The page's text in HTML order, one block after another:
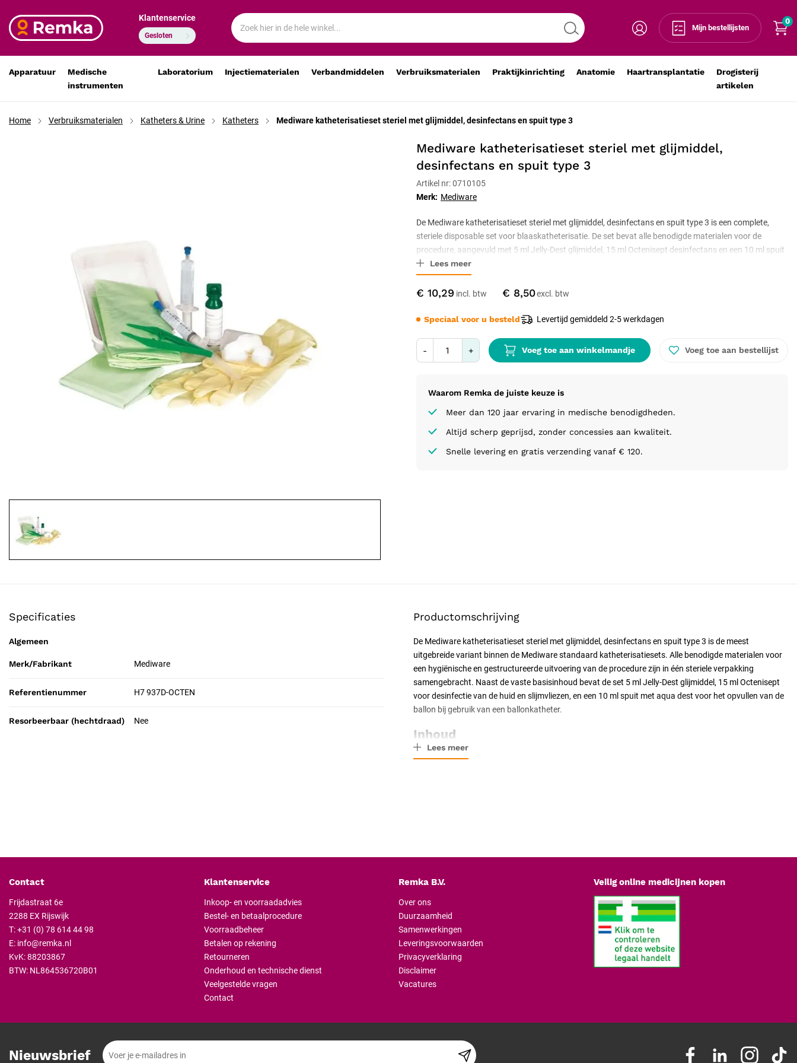
Mijn bestellijsten
0
Klantenservice
Gesloten
Apparatuur
Medische
instrumenten
Laboratorium Injectiematerialen Verbandmiddelen Verbruiksmaterialen Praktijkinrichting Anatomie Haartransplantatie
Drogisterij
artikelen
Home Verbruiksmaterialen Katheters & Urine Katheters Mediware katheterisatieset steriel met glijmiddel, desinfectans en spuit type 3
Mediware katheterisatieset steriel met glijmiddel,
desinfectans en spuit type 3
€ 10,29 € 8,50
Mediware katheterisatieset steriel met glijmiddel, desinfectans en spuit type 3
€ 10,29
€ 8,50
- Voeg toe aan winkelmandje
- + Voeg toe aan winkelmandje Voeg toe aan bestellijst
Merk: Mediware
Waarom Remka de juiste keuze is
Meer dan 120 jaar ervaring in medische benodigdheden.
Altijd scherp geprijsd, zonder concessies aan kwaliteit.
Snelle levering en gratis verzending vanaf € 120.
Artikel nr: 0710105
Speciaal voor u besteld Levertijd gemiddeld 2-5 werkdagen
De Mediware katheterisatieset steriel met glijmiddel, desinfectans en spuit type 3 is een complete,
steriele disposable set voor blaaskatheterisatie. De set bevat alle benodigde materialen voor de
procedure, aangevuld met 5 ml Jelly-Dest glijmiddel, 15 ml Octenisept desinfectans en een 10 ml spuit
gevuld met aqua dest. Alle componenten zijn steriel verpakt en bestemd voor eenmalig gebruik. De set
wordt geleverd per stuk.
Lees meer
Specificaties
Algemeen
Merk/Fabrikant Mediware
Referentienummer H7 937D-OCTEN
Resorbeerbaar (hechtdraad) Nee
Productomschrijving
De Mediware katheterisatieset steriel met glijmiddel, desinfectans en spuit type 3 is de meest
uitgebreide variant binnen de Mediware standaard katheterisatiesets. Alle benodigde materialen voor
een hygiënische en gestructureerde uitvoering van de procedure zijn in één steriele verpakking
samengebracht. Naast de vaste basisinhoud bevat de set 5 ml Jelly-Dest glijmiddel, 15 ml Octenisept
voor desinfectie van de huid en slijmvliezen, en een 10 ml spuit met aqua dest voor het opvullen van de
ballon bij gebruik van een ballonkatheter.
Inhoud
De basisinhoud voorziet in alle stappen van de katheterisatieprocedure. Het nierbekken van 500 ml
1 x venster-afdekdoek 60 x 60 cm, waterafstotend
5 x wattenstaafjes
1 x wattenstaafjeshouder
5 ml Jelly-Dest glijmiddel
15 ml Octenisept desinfectans
voorbereiding eenvoudig en overzichtelijk. Het risico op het vergeten van individuele componenten
wordt hiermee verminderd.
Lees meer
Contact
Frijdastraat 6e
2288 EX Rijswijk
T:+31 (0) 78 614 44 98
E: info@remka.nl
KvK: 88203867
BTW: NL864536720B01
Klantenservice
Inkoop- en voorraadadvies
Bestel- en betaalprocedure
Voorraadbeheer
Betalen op rekening
Retourneren
Onderhoud en technische dienst
Veelgestelde vragen
Contact
Remka B.V.
Over ons
Duurzaamheid
Samenwerkingen
Leveringsvoorwaarden
Privacyverklaring
Disclaimer
Vacatures
Veilig online medicijnen kopen
Nieuwsbrief